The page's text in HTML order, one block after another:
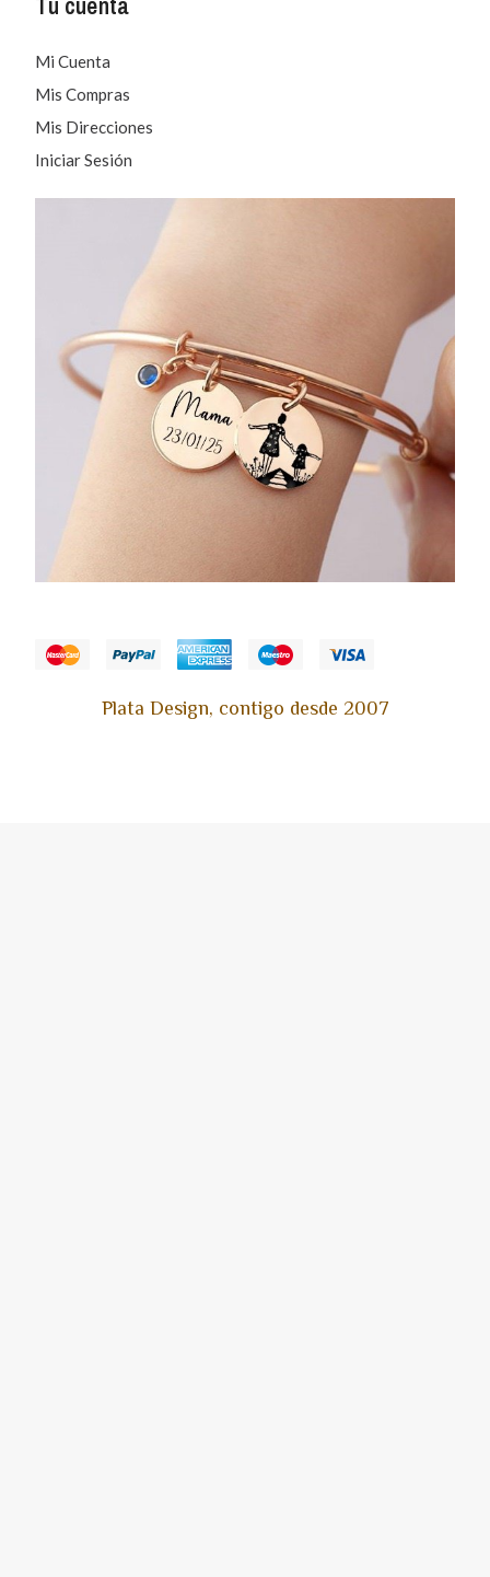
Mi Cuenta
Mis Compras
Mis Direcciones
Iniciar Sesión
Plata Design, contigo desde 2007